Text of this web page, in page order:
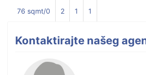
76 sqmt/0 2 1 1
Kontaktirajte našeg